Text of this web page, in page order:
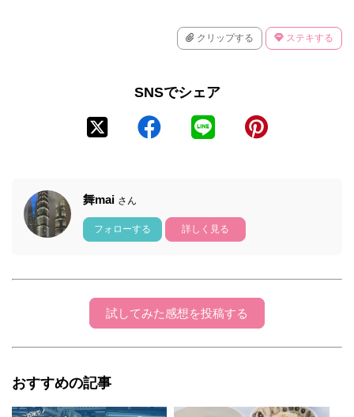
クリップする ステキする
SNSでシェア
舞mai さん
フォローする 詳しく見る
試してみた感想を投稿する
おすすめの記事